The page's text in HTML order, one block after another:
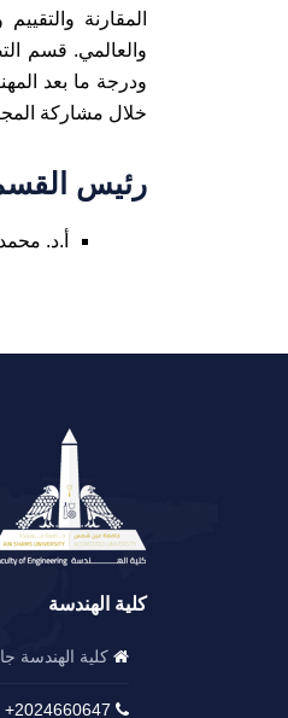
المقارنة
والعالمي. قسم
ودرجة ما بعد
خلال مشاركة
رئيس
أ.د. محمد
كلية الهندسة
كلية
2024660647+